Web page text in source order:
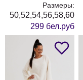
Размеры:
50,52,54,56,58,60
299 бел.руб